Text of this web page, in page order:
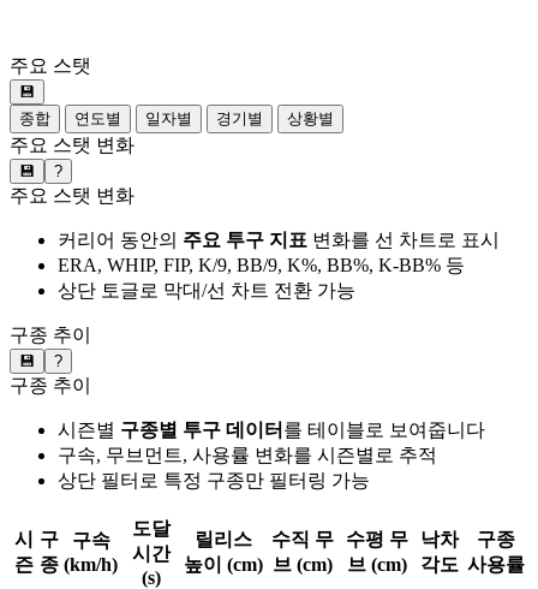
주요 스탯
💾
종합
연도별 일자별 경기별 상황별
주요 스탯 변화
💾 ?
주요 스탯 변화
커리어 동안의 주요 투구 지표 변화를 선 차트로 표시
ERA, WHIP, FIP, K/9, BB/9, K%, BB%, K-BB% 등
상단 토글로 막대/선 차트 전환 가능
구종 추이
💾 ?
구종 추이
시즌별 구종별 투구 데이터 를 테이블로 보여줍니다
구속, 무브먼트, 사용률 변화를 시즌별로 추적
상단 필터로 특정 구종만 필터링 가능
시
즌
구
종
구속
(km/h)
도달
시간
(s)
릴리스
높이 (cm)
수직 무
브 (cm)
수평 무
브 (cm)
낙차
각도
구종
사용률